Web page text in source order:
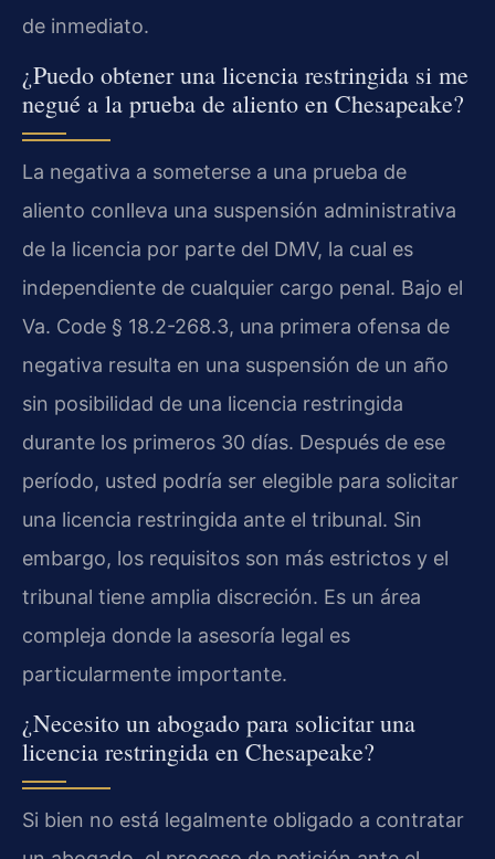
de inmediato.
¿Puedo obtener una licencia restringida si me
negué a la prueba de aliento en Chesapeake?
La negativa a someterse a una prueba de
aliento conlleva una suspensión administrativa
de la licencia por parte del DMV, la cual es
independiente de cualquier cargo penal. Bajo el
Va. Code § 18.2-268.3, una primera ofensa de
negativa resulta en una suspensión de un año
sin posibilidad de una licencia restringida
durante los primeros 30 días. Después de ese
período, usted podría ser elegible para solicitar
una licencia restringida ante el tribunal. Sin
embargo, los requisitos son más estrictos y el
tribunal tiene amplia discreción. Es un área
compleja donde la asesoría legal es
particularmente importante.
¿Necesito un abogado para solicitar una
licencia restringida en Chesapeake?
Si bien no está legalmente obligado a contratar